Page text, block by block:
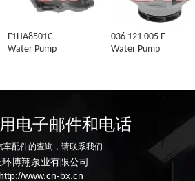
F1HA8501C
Water Pump
036 121 005 F
Water Pump
电子邮件和电话
车配件的查询，请联系我们
环博翔泵业有限公司
http://www.cn-bx.cn